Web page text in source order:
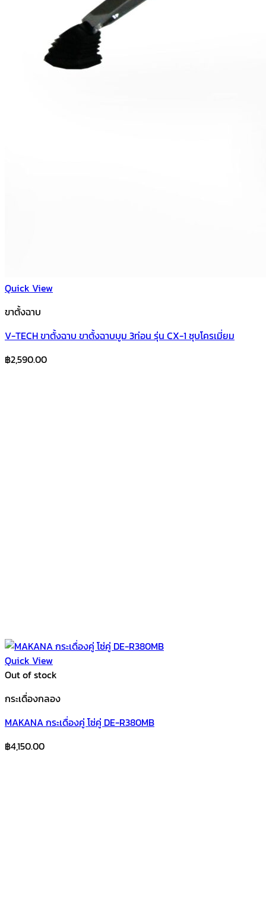
Quick View
ขาตั้งฉาบ
V-TECH ขาตั้งฉาบ ขาตั้งฉาบบูม 3ท่อน รุ่น CX-1 ชุบโครเมี่ยม
฿2,590.00
Quick View
Out of stock
กระเดื่องกลอง
MAKANA กระเดื่องคู่ โซ่คู่ DE-R380MB
฿4,150.00